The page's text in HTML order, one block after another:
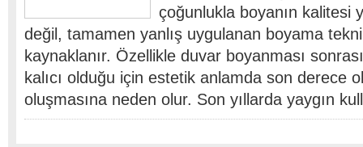
çoğunlukla boyanın kalitesi
değil, tamamen yanlış uygulanan boyama
kaynaklanır. Özellikle duvar boyanması
kalıcı olduğu için estetik anlamda son derece
oluşmasına neden olur. Son yıllarda yaygın